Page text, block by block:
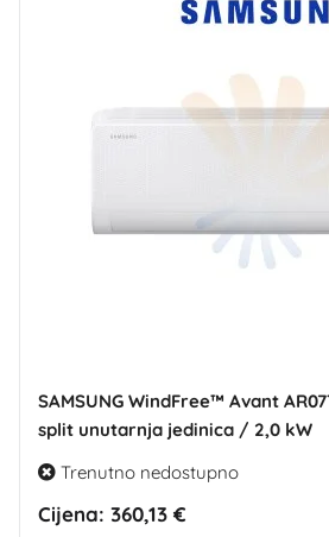
SAMSUNG WindFree™ Avant
split unutarnja jedinica / 2,0 kW
Trenutno nedostupno
Cijena: 360,13 €